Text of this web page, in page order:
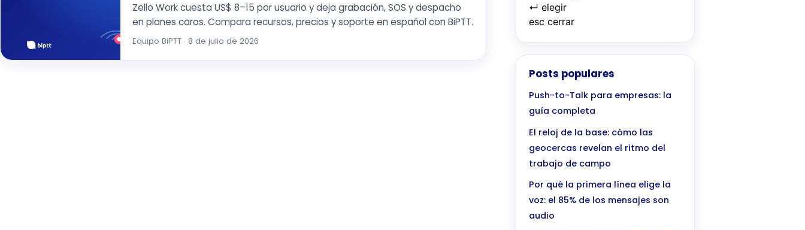
Zello Work cuesta US$ 8–15 por usuario y deja grabación, SOS y despacho
en planes caros. Compara recursos, precios y soporte en español con BiPTT.
Equipo BiPTT · 8 de julio de 2026
↵ elegir
esc cerrar
Posts populares
Push-to-Talk para empresas: la
guía completa
El reloj de la base: cómo las
geocercas revelan el ritmo del
trabajo de campo
Por qué la primera línea elige la
voz: el 85% de los mensajes son
audio